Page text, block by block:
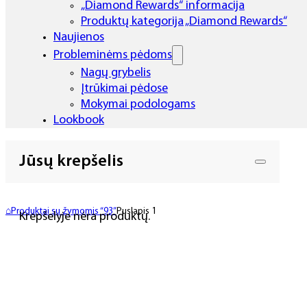
„Diamond Rewards“ informacija
Produktų kategorija „Diamond Rewards“
Naujienos
Probleminėms pėdoms
Nagų grybelis
Įtrūkimai pėdose
Mokymai podologams
Lookbook
Jūsų krepšelis
Krepšelyje nėra produktų.
⌂Produktai su žymomis “93” Puslapis 1